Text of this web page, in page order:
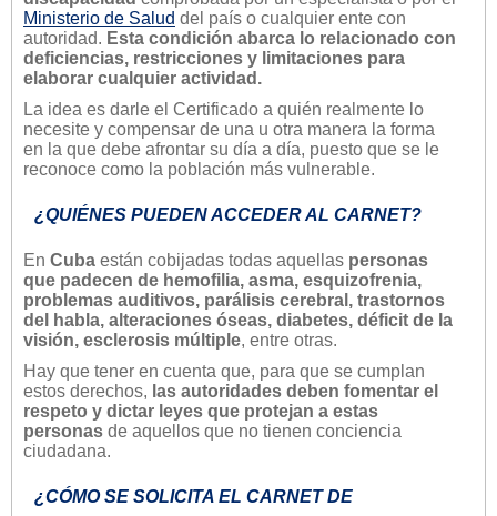
Ministerio de Salud del país o cualquier ente con
autoridad. Esta condición abarca lo relacionado con
deficiencias, restricciones y limitaciones para
elaborar cualquier actividad.
La idea es darle el Certificado a quién realmente lo
necesite y compensar de una u otra manera la forma
en la que debe afrontar su día a día, puesto que se le
reconoce como la población más vulnerable.
¿QUIÉNES PUEDEN ACCEDER AL CARNET?
En Cuba están cobijadas todas aquellas personas
que padecen de hemofilia, asma, esquizofrenia,
problemas auditivos, parálisis cerebral, trastornos
del habla, alteraciones óseas, diabetes, déficit de la
visión, esclerosis múltiple, entre otras.
Hay que tener en cuenta que, para que se cumplan
estos derechos, las autoridades deben fomentar el
respeto y dictar leyes que protejan a estas
personas de aquellos que no tienen conciencia
ciudadana.
¿CÓMO SE SOLICITA EL CARNET DE